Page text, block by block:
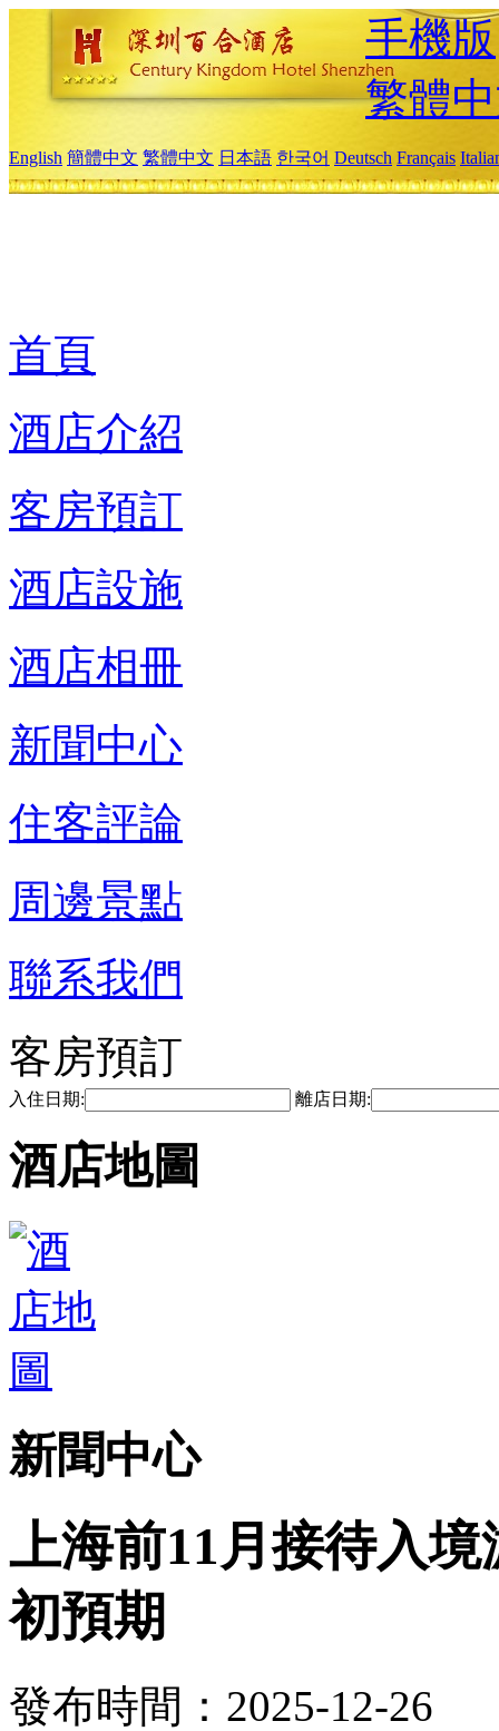
手機版
繁體
English 簡體中文 繁體中文 日本語 한국어 Deutsch Français
首頁
酒店介紹
客房預訂
酒店設施
酒店相冊
新聞中心
住客評論
周邊景點
聯系我們
客房預訂
入住日期: 離店日期:
酒店地圖
新聞中心
上海前11月接待入
初預期
發布時間：2025-12-26